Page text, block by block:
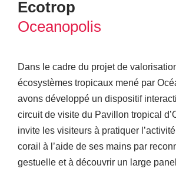
Ecotrop
Oceanopolis
Dans le cadre du projet de
écosystèmes tropicaux mené par
avons développé un dispositif
circuit de visite du Pavillon tropical
invite les visiteurs à pratiquer
corail à l’aide de ses mains par
gestuelle et à découvrir un large